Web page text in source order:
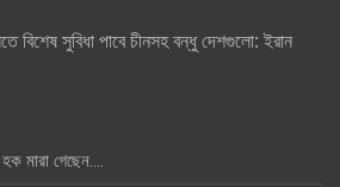
বিশেষ সুবিধা পাবে চীনসহ বন্ধু দেশগুলো: ইরান
মারা গেছেন….